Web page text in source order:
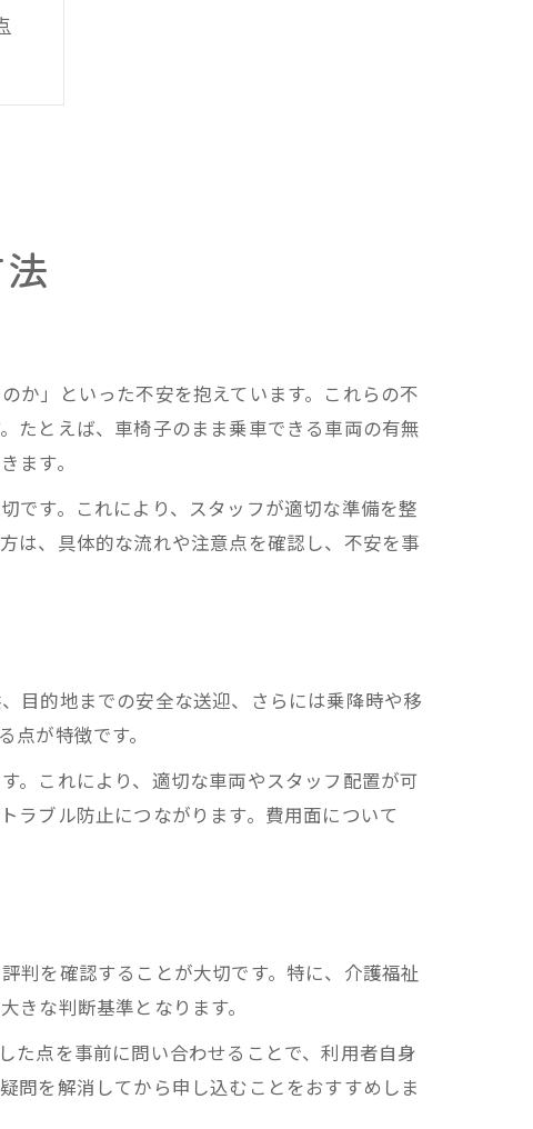
由
か」といった不安を抱えています。これらの不
たとえば、車椅子のまま乗車できる車両の有無
ます。
です。これにより、スタッフが適切な準備を整
は、具体的な流れや注意点を確認し、不安を事
目的地までの安全な送迎、さらには乗降時や移
が特徴です。
。これにより、適切な車両やスタッフ配置が可
ラブル防止につながります。費用面について
判を確認することが大切です。特に、介護福祉
な判断基準となります。
た点を事前に問い合わせることで、利用者自身
問を解消してから申し込むことをおすすめしま